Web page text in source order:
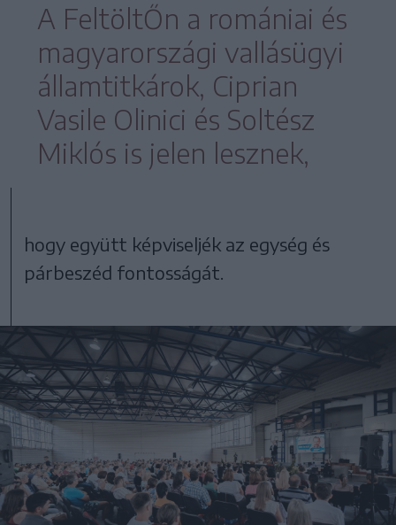
A FeltöltŐn a romániai és
magyarországi vallásügyi
államtitkárok, Ciprian
Vasile Olinici és Soltész
Miklós is jelen lesznek,
hogy együtt képviseljék az egység és
párbeszéd fontosságát.